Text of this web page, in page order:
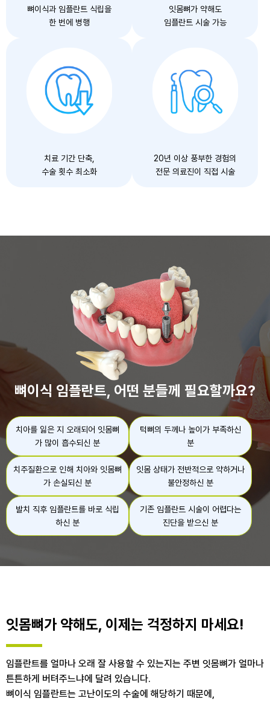
뼈이식과 임플란트 식립을
한 번에 병행
잇몸뼈가 약해도
임플란트 시술 가능
치료 기간 단축,
수술 횟수 최소화
20년 이상 풍부한 경험의
전문 의료진이 직접 시술
뼈이식 임플란트, 어떤 분들께 필요할까요?
치아를 잃은 지 오래되어 잇몸뼈
가 많이 흡수되신 분
턱뼈의 두께나 높이가 부족하신
분
치주질환으로 인해 치아와 잇몸뼈
가 손실되신 분
잇몸 상태가 전반적으로 약하거나
불안정하신 분
발치 직후 임플란트를 바로 식립
하신 분
기존 임플란트 시술이 어렵다는
진단을 받으신 분
잇몸뼈가 약해도, 이제는 걱정하지 마세요!
임플란트를 얼마나 오래 잘 사용할 수 있는지는 주변 잇몸뼈가 얼마나
튼튼하게 버텨주느냐에 달려 있습니다.
뼈이식 임플란트는 고난이도의 수술에 해당하기 때문에,